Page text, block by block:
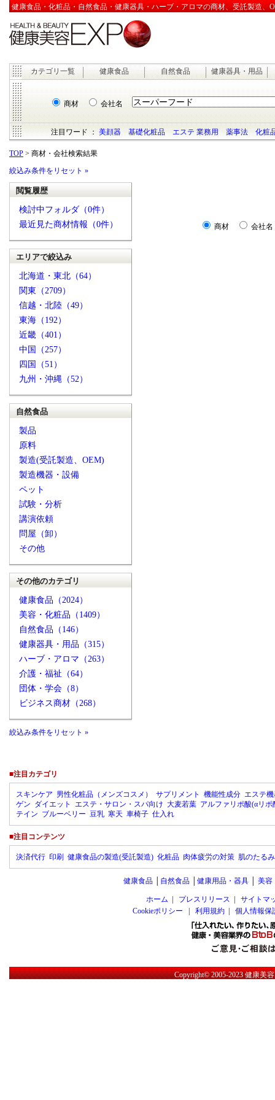
健康食品・化粧品・自然食品・健康器具・ハーブ・アロマの商材、受託製造、
カテゴリ一覧 健康食品 自然食品 健康器具・用品
商材 会社名
注目ワード ：美顔器 基礎化粧品 エステ 業務用 薬事法 化粧
TOP > 商材・会社検索結果
絞込み条件をリセット »
閲覧履歴
検討中フォルダ（0件）
最近見た商材情報（0件）
エリアで絞込み
北海道・東北（64）
関東（2709）
信越・北陸（49）
東海（192）
近畿（401）
中国（257）
四国（51）
九州・沖縄（52）
自然食品
製品
原料
製造(受託製造、OEM)
製造機器・設備
ペット
試験・分析
講演依頼
問屋（卸）
その他
その他のカテゴリ
健康食品（2024）
美容・化粧品（1409）
自然食品（146）
健康器具・用品（315）
ハーブ・アロマ（263）
介護・福祉（64）
団体・学会（8）
ビジネス商材（268）
絞込み条件をリセット »
商材 会社名
■注目カテゴリ
スキンケア 男性化粧品（メンズコスメ） サプリメント 機能性成分 エステ
ゲン ダイエット エステ・サロン・スパ向け 大麦若葉 アルファリポ酸(αリポ
テイン ブルーベリー 豆乳 寒天 車椅子 仕入れ
■注目コンテンツ
決済代行 印刷 健康食品の製造(受託製造) 化粧品 肉体疲労の対策 肌のたる
健康食品│ 自然食品│ 健康用品・器具│ 美容
ホーム プレスリリース
サイトマ
Cookieポリシー
利用規約| 個人情報保
Copyright© 2005-2023健康美